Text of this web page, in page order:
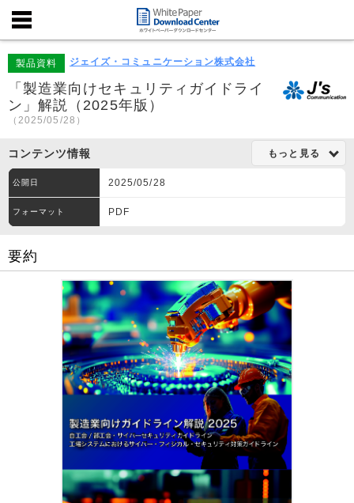
製品資料 ジェイズ・コミュニケーション株式会社
「製造業向けセキュリティガイドライ
ン」解説（2025年版）
（2025/05/28）
コンテンツ情報 もっと見る
公開日 2025/05/28
フォーマット PDF
要約